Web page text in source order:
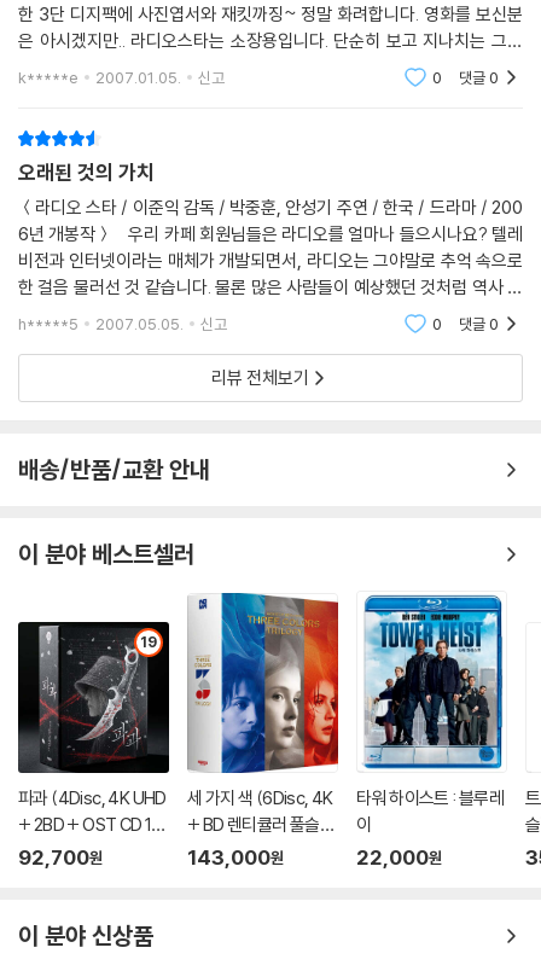
한 3단 디지팩에 사진엽서와 재킷까징~ 정말 화려합니다. 영화를 보신분
은 아시겠지만.. 라디오스타는 소장용입니다. 단순히 보고 지나치는 그런
영화가 아닌 영원함 그 자체입니다. 감동의 결정체랄까~ 무엇보다 2시간
k*****e 2007.01.05. 신고 0 댓글0
오래된 것의 가치
＜라디오 스타 / 이준익 감독 / 박중훈, 안성기 주연 / 한국 / 드라마 / 200
6년 개봉작＞ 우리 카페 회원님들은 라디오를 얼마나 들으시나요? 텔레
비전과 인터넷이라는 매체가 개발되면서, 라디오는 그야말로 추억 속으로
한 걸음 물러선 것 같습니다. 물론 많은 사람들이 예상했던 것처럼 역사 속
으로 사라지지는 않았지만, 과거의 영광을 재현하기는 힘이 들겠지요. 말
h*****5 2007.05.05. 신고 0 댓글0
리뷰 전체보기
배송/반품/교환 안내
이 분야 베스트셀러
19
파과 (4Disc, 4K UHD
+ 2BD + OST CD 15
00장 한정 스틸북 한정
92,700원
세 가지 색 (6Disc, 4K
+ BD 렌티큘러 풀슬립
트릴로지 박스 한정판)
143,000원
타워 하이스트 : 블루레
이
22,000원
이
이 분야 신상품